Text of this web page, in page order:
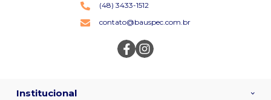
(48) 3433-1512
contato@bauspec.com.br
Institucional